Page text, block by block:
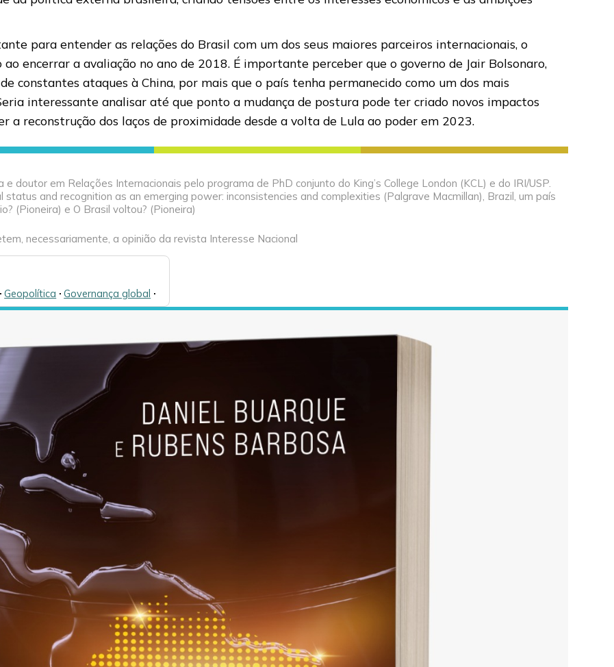
para entender as relações do Brasil com um dos seus maiores parceiros internacionais, o
encerrar a avaliação no ano de 2018. É importante perceber que o governo de Jair Bolsonaro,
constantes ataques à China, por mais que o país tenha permanecido como um dos mais
interessante analisar até que ponto a mudança de postura pode ter criado novos impactos
a reconstrução dos laços de proximidade desde a volta de Lula ao poder em 2023.
doutor em Relações Internacionais pelo programa de PhD conjunto do King’s College London (KCL) e do IRI/USP.
and recognition as an emerging power: inconsistencies and complexities (Palgrave Macmillan), Brazil, um país
(Pioneira) e O Brasil voltou? (Pioneira)
necessariamente, a opinião da revista Interesse Nacional
🞌Geopolítica 🞌Governança global 🞌